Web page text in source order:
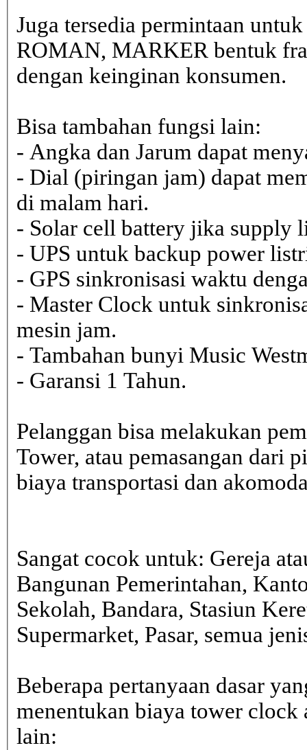
Juga tersedia permintaan
ROMAN, MARKER bentuk
dengan keinginan konsumen.
Bisa tambahan fungsi lain:
- Angka dan Jarum dapat
- Dial (piringan jam) dapat
di malam hari.
- Solar cell battery jika supply
- UPS untuk backup power
- GPS sinkronisasi waktu
- Master Clock untuk
mesin jam.
- Tambahan bunyi Music
- Garansi 1 Tahun.
Pelanggan bisa melakukan
Tower, atau pemasangan dari
biaya transportasi dan
Sangat cocok untuk: Gereja
Bangunan Pemerintahan,
Sekolah, Bandara, Stasiun
Supermarket, Pasar, semua
Beberapa pertanyaan dasar
menentukan biaya tower clock
lain: